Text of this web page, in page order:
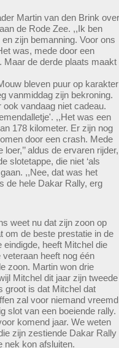
Martin van den Brink over
de Rode Zee. ,,Ik ben
zijn bemanning. Voor ons
was, mede door een
Maar de derde plaats maakt
bleven puur op karakter
vanmiddag zijn bekroning.
vandaag niet cadeau.
,,Het was een
178 kilometer. Er zijn nog
door een crash. Mede
aldus de ervaren rijder,
slotetappe, die niet ‘als
,,Nee, dat was het
de hele Dakar Rally, erg
weet nu dat zijn zoon op
om de beste prestatie in de
eindigde, heeft Mitchel die
heeft nog één
zoon. Martin won drie
Mitchel dit jaar zijn tweede
groot is dat Mitchel dat
zal voor niemand vreemd
slot van een boeiende rally.
komend jaar. We weten
zijn zestiende Dakar Rally
nek kon afsluiten.